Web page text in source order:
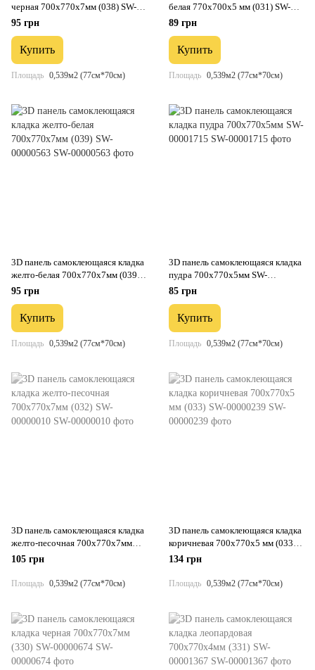
черная 700х770х7мм (038) SW-
00000303
95 грн
Купить
Площадь 0,539м2 (77см*70см)
белая 770х700х5 мм (031) SW-
00000167
89 грн
Купить
Площадь 0,539м2 (77см*70см)
3D панель самоклеющаяся кладка
желто-белая 700х770х7мм (039)
SW-00000563
95 грн
Купить
Площадь 0,539м2 (77см*70см)
3D панель самоклеющаяся кладка
пудра 700x770x5мм SW-
00001715
85 грн
Купить
Площадь 0,539м2 (77см*70см)
3D панель самоклеющаяся кладка
желто-песочная 700x770x7мм
(032) SW-00000010
105 грн
Площадь 0,539м2 (77см*70см)
3D панель самоклеющаяся кладка
коричневая 700х770х5 мм (033)
SW-00000239
134 грн
Площадь 0,539м2 (77см*70см)